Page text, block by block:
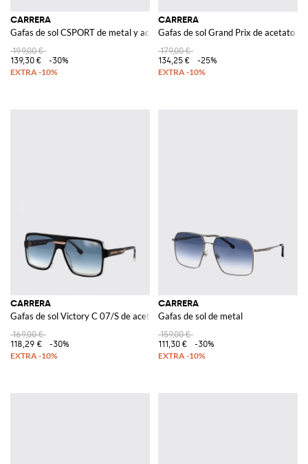
CARRERA
Gafas de sol CSPORT de metal y acetato
199,00 €
139,30 €
-30%
CARRERA
Gafas de sol Grand Prix de acetato
179,00 €
134,25 €
-25%
CARRERA
Gafas de sol Victory C 07/S de acetato
169,00 €
118,29 €
-30%
CARRERA
Gafas de sol de metal
159,00 €
111,30 €
-30%